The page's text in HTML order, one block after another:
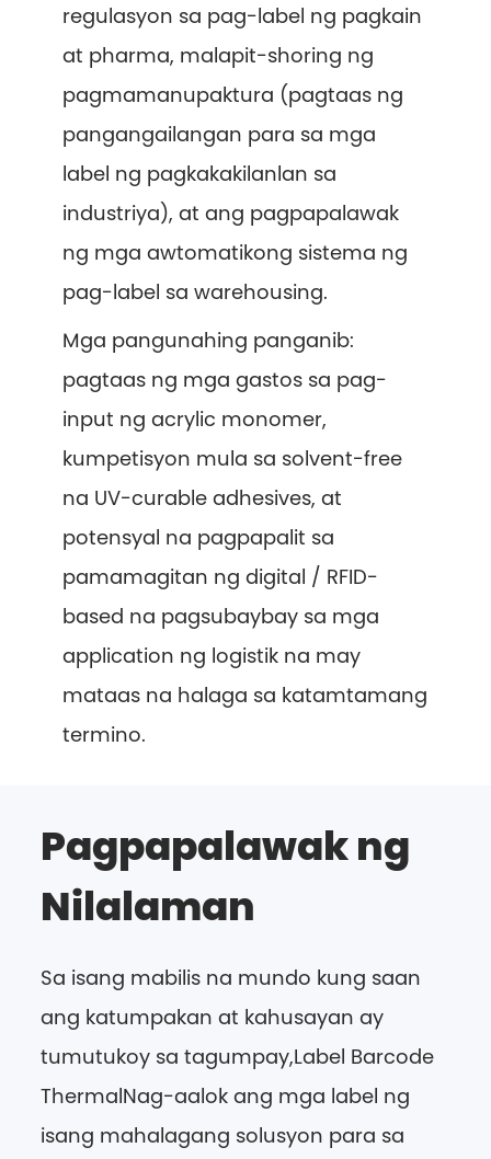
regulasyon sa pag-label ng pagkain
at pharma, malapit-shoring ng
pagmamanupaktura (pagtaas ng
pangangailangan para sa mga
label ng pagkakakilanlan sa
industriya), at ang pagpapalawak
ng mga awtomatikong sistema ng
pag-label sa warehousing.
Mga pangunahing panganib:
pagtaas ng mga gastos sa pag-
input ng acrylic monomer,
kumpetisyon mula sa solvent-free
na UV-curable adhesives, at
potensyal na pagpapalit sa
pamamagitan ng digital / RFID-
based na pagsubaybay sa mga
application ng logistik na may
mataas na halaga sa katamtamang
termino.
Pagpapalawak ng
Nilalaman
Sa isang mabilis na mundo kung saan
ang katumpakan at kahusayan ay
tumutukoy sa tagumpay,Label Barcode
ThermalNag-aalok ang mga label ng
isang mahalagang solusyon para sa